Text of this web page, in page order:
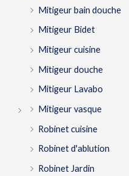
Mitigeur bain douche
Mitigeur Bidet
Mitigeur cuisine
Mitigeur douche
Mitigeur Lavabo
Mitigeur vasque
Robinet cuisine
Robinet d'ablution
Robinet Jardin